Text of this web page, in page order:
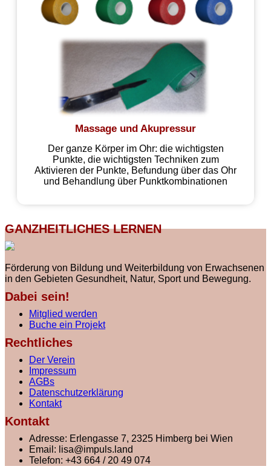
Massage und Akupressur
Der ganze Körper im Ohr: die wichtigsten
Punkte, die wichtigsten Techniken zum
Aktivieren der Punkte, Befundung über das Ohr
und Behandlung über Punktkombinationen
GANZHEITLICHES LERNEN
Förderung von Bildung und Weiterbildung von Erwachsenen
in den Gebieten Gesundheit, Natur, Sport und Bewegung.
Dabei sein!
Mitglied werden
Buche ein Projekt
Rechtliches
Der Verein
Impressum
AGBs
Datenschutzerklärung
Kontakt
Kontakt
Adresse: Erlengasse 7, 2325 Himberg bei Wien
Email: lisa@impuls.land
Telefon: +43 664 / 20 49 074